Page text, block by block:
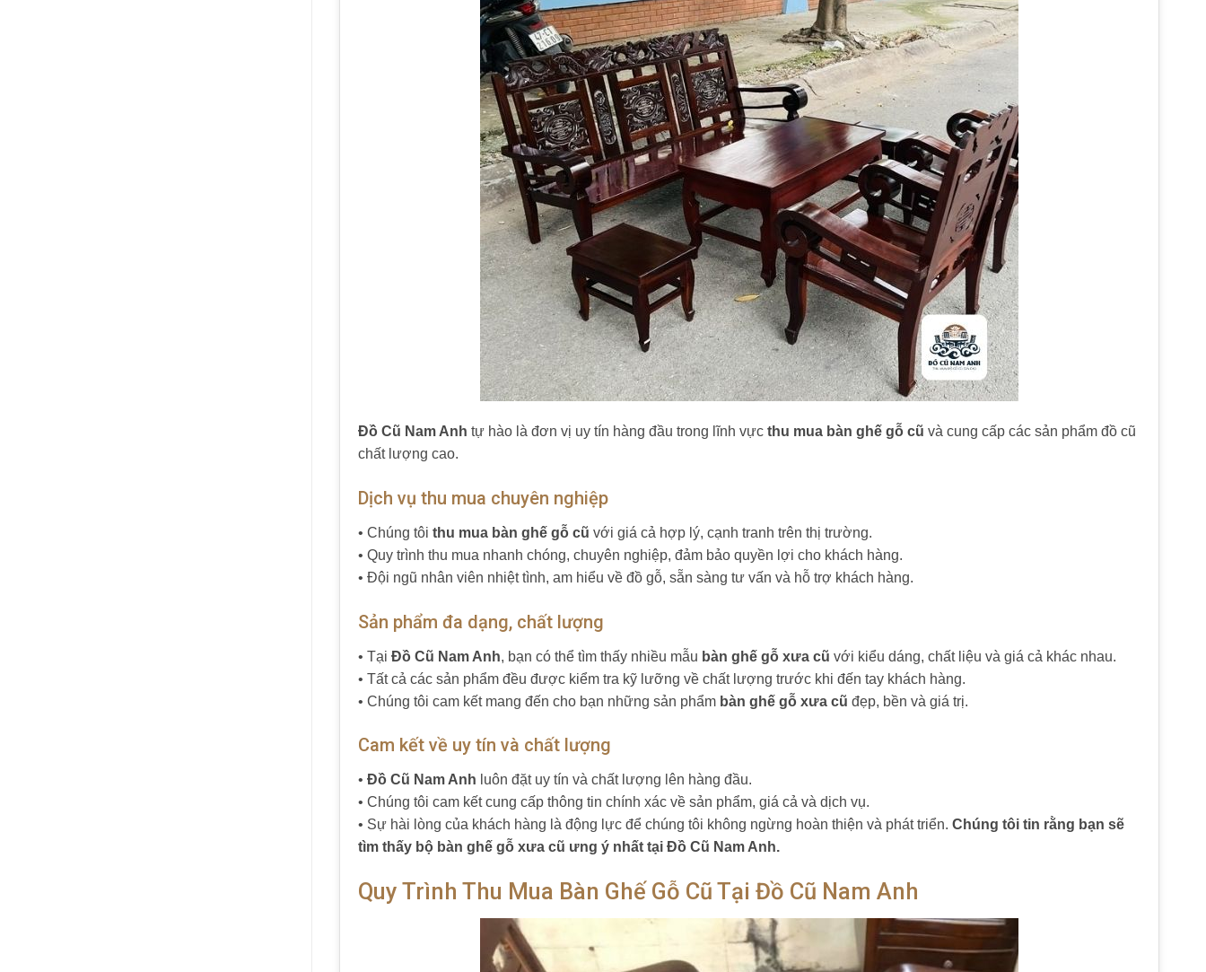
Đồ Cũ Nam Anh tự hào là đơn vị uy tín hàng đầu trong lĩnh vực thu mua bàn ghế gỗ cũ và cung cấp các sản phẩm đồ cũ
chất lượng cao.
Dịch vụ thu mua chuyên nghiệp
• Chúng tôi thu mua bàn ghế gỗ cũ với giá cả hợp lý, cạnh tranh trên thị trường.
• Quy trình thu mua nhanh chóng, chuyên nghiệp, đảm bảo quyền lợi cho khách hàng.
• Đội ngũ nhân viên nhiệt tình, am hiểu về đồ gỗ, sẵn sàng tư vấn và hỗ trợ khách hàng.
Sản phẩm đa dạng, chất lượng
• Tại Đồ Cũ Nam Anh, bạn có thể tìm thấy nhiều mẫu bàn ghế gỗ xưa cũ với kiểu dáng, chất liệu và giá cả khác nhau.
• Tất cả các sản phẩm đều được kiểm tra kỹ lưỡng về chất lượng trước khi đến tay khách hàng.
• Chúng tôi cam kết mang đến cho bạn những sản phẩm bàn ghế gỗ xưa cũ đẹp, bền và giá trị.
Cam kết về uy tín và chất lượng
• Đồ Cũ Nam Anh luôn đặt uy tín và chất lượng lên hàng đầu.
• Chúng tôi cam kết cung cấp thông tin chính xác về sản phẩm, giá cả và dịch vụ.
• Sự hài lòng của khách hàng là động lực để chúng tôi không ngừng hoàn thiện và phát triển. Chúng tôi tin rằng bạn sẽ
tìm thấy bộ bàn ghế gỗ xưa cũ ưng ý nhất tại Đồ Cũ Nam Anh.
Quy Trình Thu Mua Bàn Ghế Gỗ Cũ Tại Đồ Cũ Nam Anh